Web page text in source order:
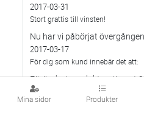
Mina sidor Produkter
2017-03-31
Stort grattis till vinsten!
Nu har vi påbörjat
2017-03-17
För dig som kund innebär det att:
Förändrat produktsortiment
2017-03-01
Elektroskandia kommer att